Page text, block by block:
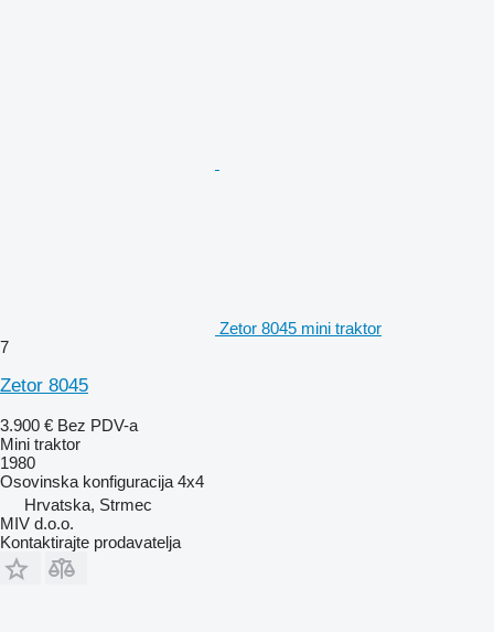
Zetor 8045 mini traktor
7
Zetor 8045
3.900 € Bez PDV-a
Mini traktor
1980
Osovinska konfiguracija 4x4
Hrvatska, Strmec
MIV d.o.o.
Kontaktirajte prodavatelja